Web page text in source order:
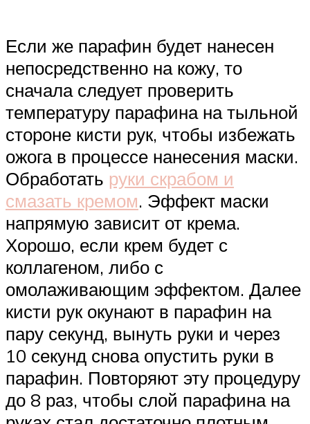
Если же парафин будет нанесен
непосредственно на кожу, то
сначала следует проверить
температуру парафина на тыльной
стороне кисти рук, чтобы избежать
ожога в процессе нанесения маски.
Обработать руки скрабом и
смазать кремом. Эффект маски
напрямую зависит от крема.
Хорошо, если крем будет с
коллагеном, либо с
омолаживающим эффектом. Далее
кисти рук окунают в парафин на
пару секунд, вынуть руки и через
10 секунд снова опустить руки в
парафин. Повторяют эту процедуру
до 8 раз, чтобы слой парафина на